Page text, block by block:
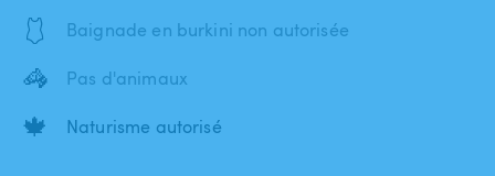
🩱 Baignade en burkini non autorisée
🦓 Pas d'animaux
🍁 Naturisme autorisé